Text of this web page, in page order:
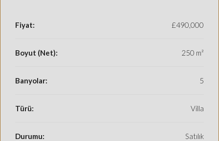
Fiyat: £490,000
Boyut (Net): 250 m²
Banyolar: 5
Türü: Villa
Durumu: Satılık